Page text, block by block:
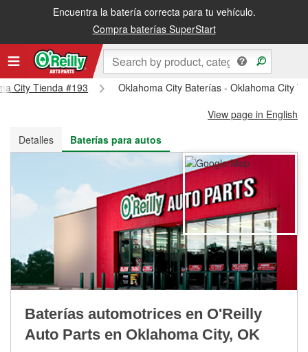
Encuentra la batería correcta para tu vehículo.
Compra baterías SuperStart
Recibe tu orden gratis al día siguiente o recógela en la tienda
City Tienda #193
Oklahoma City Baterías - Oklahoma City
View page in English
Detalles
Baterías para autos
Baterías automotrices en O'Reilly
Auto Parts en Oklahoma City, OK